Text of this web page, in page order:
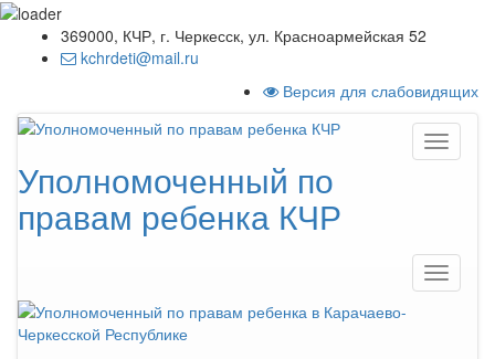
369000, КЧР, г. Черкесск, ул. Красноармейская 52
kchrdeti@mail.ru
Версия для слабовидящих
Уполномоченный по
правам ребенка КЧР